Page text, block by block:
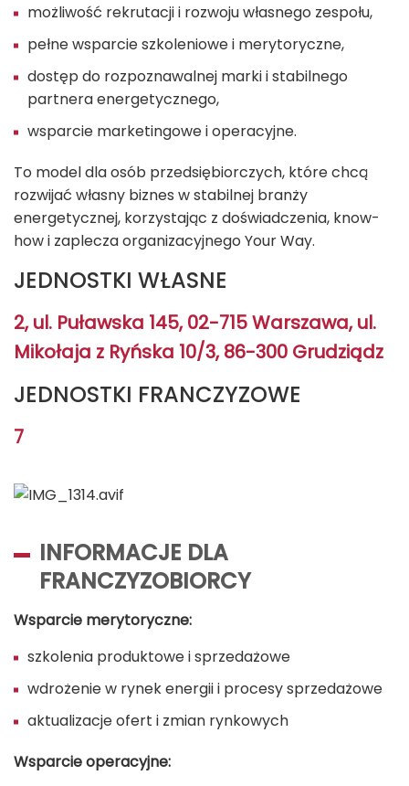
możliwość rekrutacji i rozwoju własnego zespołu,
pełne wsparcie szkoleniowe i merytoryczne,
dostęp do rozpoznawalnej marki i stabilnego
partnera energetycznego,
wsparcie marketingowe i operacyjne.
To model dla osób przedsiębiorczych, które chcą
rozwijać własny biznes w stabilnej branży
energetycznej, korzystając z doświadczenia, know-
how i zaplecza organizacyjnego Your Way.
JEDNOSTKI WŁASNE
2, ul. Puławska 145, 02-715 Warszawa, ul.
Mikołaja z Ryńska 10/3, 86-300 Grudziądz
JEDNOSTKI FRANCZYZOWE
7
INFORMACJE DLA
FRANCZYZOBIORCY
Wsparcie merytoryczne:
szkolenia produktowe i sprzedażowe
wdrożenie w rynek energii i procesy sprzedażowe
aktualizacje ofert i zmian rynkowych
Wsparcie operacyjne: